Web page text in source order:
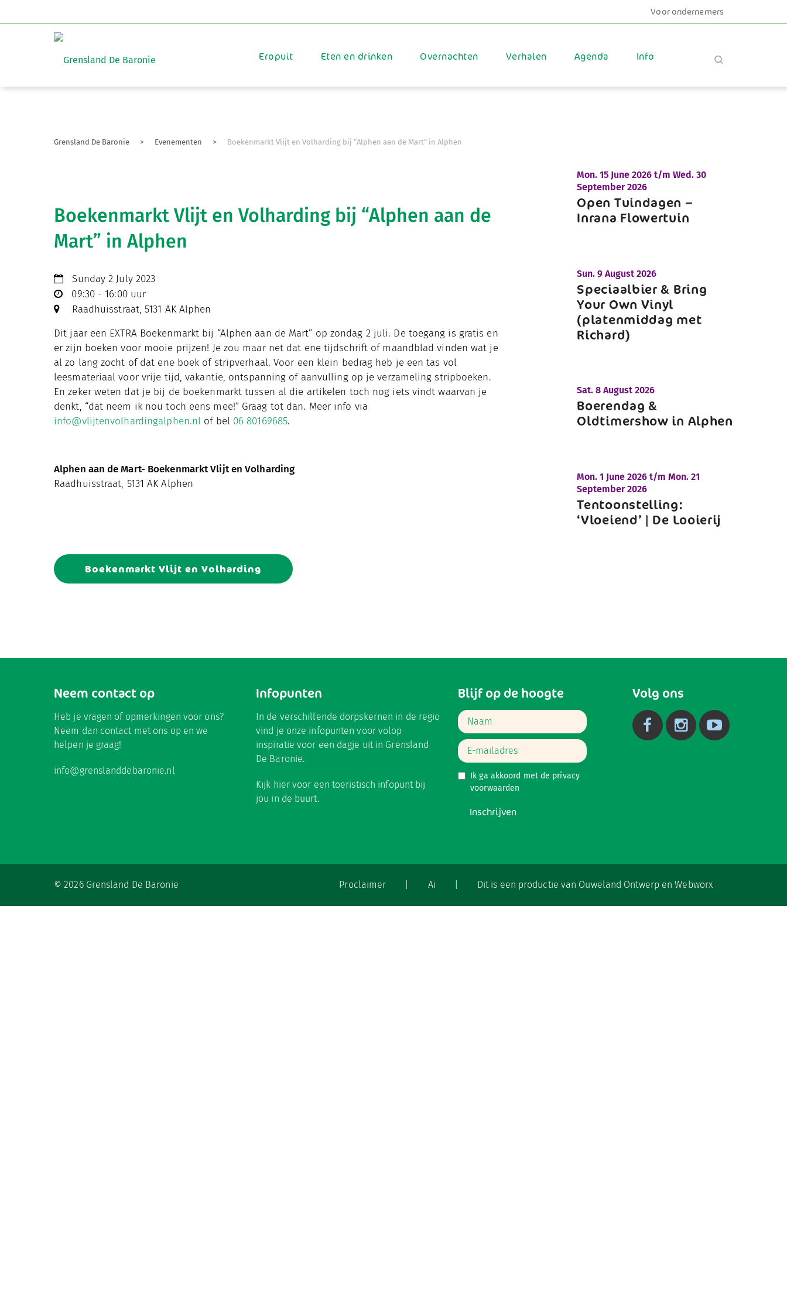
Voor ondernemers
Eropuit Eten en drinken Overnachten Verhalen Agenda Info
Grensland De Baronie > Evenementen > Boekenmarkt Vlijt en Volharding bij “Alphen aan de Mart” in Alphen
Boekenmarkt Vlijt en Volharding bij “Alphen aan de
Mart” in Alphen
Sunday 2 July 2023
09:30 - 16:00 uur
Raadhuisstraat, 5131 AK Alphen
Dit jaar een EXTRA Boekenmarkt bij “Alphen aan de Mart” op zondag 2 juli. De toegang is gratis en
er zijn boeken voor mooie prijzen! Je zou maar net dat ene tijdschrift of maandblad vinden wat je
al zo lang zocht of dat ene boek of stripverhaal. Voor een klein bedrag heb je een tas vol
leesmateriaal voor vrije tijd, vakantie, ontspanning of aanvulling op je verzameling stripboeken.
En zeker weten dat je bij de boekenmarkt tussen al die artikelen toch nog iets vindt waarvan je
denkt, “dat neem ik nou toch eens mee!” Graag tot dan. Meer info via
info@vlijtenvolhardingalphen.nl of bel 06 80169685.
Alphen aan de Mart- Boekenmarkt Vlijt en Volharding
Raadhuisstraat, 5131 AK Alphen
Boekenmarkt Vlijt en Volharding
Mon. 15 June 2026 t/mWed. 30
September 2026
Open Tuindagen –
Inrana Flowertuin
Sun. 9 August 2026
Speciaalbier & Bring
Your Own Vinyl
(platenmiddag met
Richard)
Sat. 8 August 2026
Boerendag &
Oldtimershow in Alphen
Mon. 1 June 2026 t/mMon. 21
September 2026
Tentoonstelling:
‘Vloeiend’ | De Looierij
Neem contact op
Heb je vragen of opmerkingen voor ons?
Neem dan contact met ons op en we
helpen je graag!
info@grenslanddebaronie.nl
Infopunten
In de verschillende dorpskernen in de regio
vind je onze infopunten voor volop
inspiratie voor een dagje uit in Grensland
De Baronie.
Kijk hier voor een toeristisch infopunt bij
jou in de buurt.
Blijf op de hoogte
Ik ga akkoord met de privacy
voorwaarden
Inschrijven
Volg ons
© 2026 Grensland De Baronie Proclaimer Ai Dit is een productie van Ouweland OntwerpenWebworx